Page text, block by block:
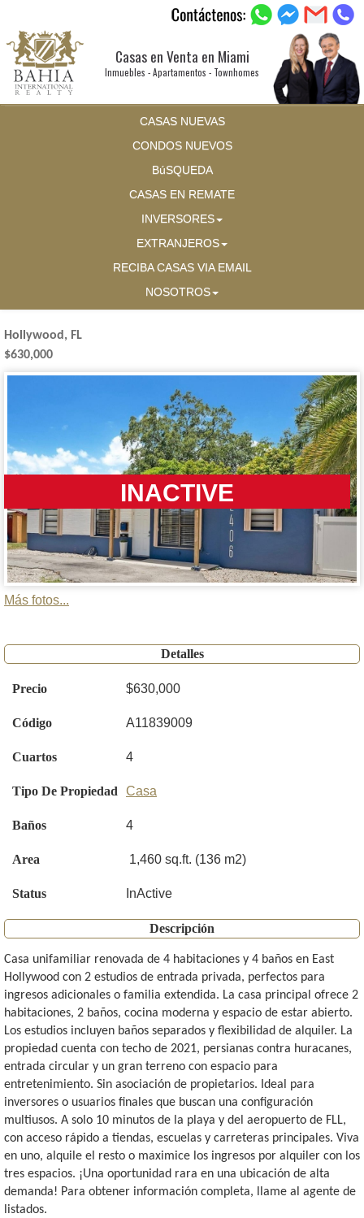
Casas en Venta en Miami
Inmuebles - Apartamentos - Townhomes
CASAS NUEVAS
CONDOS NUEVOS
BúSQUEDA
CASAS EN REMATE
INVERSORES
EXTRANJEROS
RECIBA CASAS VIA EMAIL
NOSOTROS
Hollywood, FL
$630,000
INACTIVE
Más fotos...
Detalles
Precio $630,000
Código A11839009
Cuartos 4
Tipo De Propiedad Casa
Baños 4
Area 1,460 sq.ft. (136 m2)
Status InActive
Descripción
Casa unifamiliar renovada de 4 habitaciones y 4 baños en East
Hollywood con 2 estudios de entrada privada, perfectos para
ingresos adicionales o familia extendida. La casa principal ofrece 2
habitaciones, 2 baños, cocina moderna y espacio de estar abierto.
Los estudios incluyen baños separados y flexibilidad de alquiler. La
propiedad cuenta con techo de 2021, persianas contra huracanes,
entrada circular y un gran terreno con espacio para
entretenimiento. Sin asociación de propietarios. Ideal para
inversores o usuarios finales que buscan una configuración
multiusos. A solo 10 minutos de la playa y del aeropuerto de FLL,
con acceso rápido a tiendas, escuelas y carreteras principales. Viva
en uno, alquile el resto o maximice los ingresos por alquiler con los
tres espacios. ¡Una oportunidad rara en una ubicación de alta
demanda! Para obtener información completa, llame al agente de
listados.